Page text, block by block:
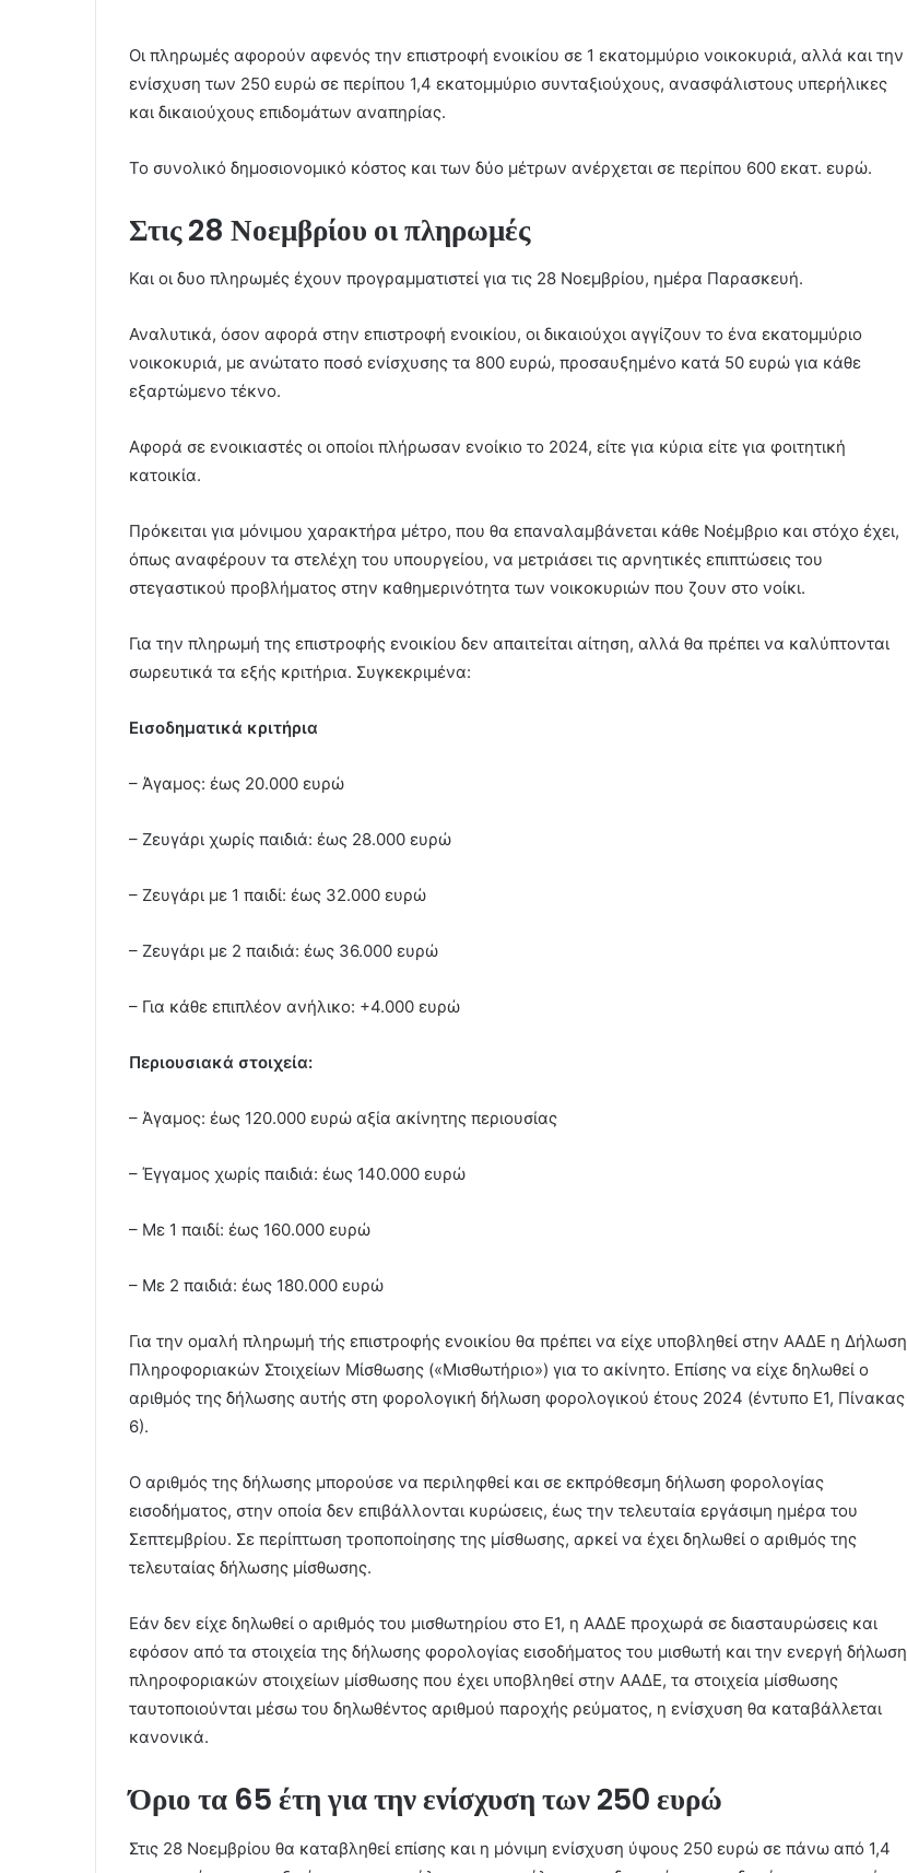
Οι πληρωμές αφορούν αφενός την επιστροφή ενοικίου σε 1 εκατομμύριο νοικοκυριά, αλλά και την
ενίσχυση των 250 ευρώ σε περίπου 1,4 εκατομμύριο συνταξιούχους, ανασφάλιστους υπερήλικες
και δικαιούχους επιδομάτων αναπηρίας.
Το συνολικό δημοσιονομικό κόστος και των δύο μέτρων ανέρχεται σε περίπου 600 εκατ. ευρώ.
Στις 28 Νοεμβρίου οι πληρωμές
Και οι δυο πληρωμές έχουν προγραμματιστεί για τις 28 Νοεμβρίου, ημέρα Παρασκευή.
Αναλυτικά, όσον αφορά στην επιστροφή ενοικίου, οι δικαιούχοι αγγίζουν το ένα εκατομμύριο
νοικοκυριά, με ανώτατο ποσό ενίσχυσης τα 800 ευρώ, προσαυξημένο κατά 50 ευρώ για κάθε
εξαρτώμενο τέκνο.
Αφορά σε ενοικιαστές οι οποίοι πλήρωσαν ενοίκιο το 2024, είτε για κύρια είτε για φοιτητική
κατοικία.
Πρόκειται για μόνιμου χαρακτήρα μέτρο, που θα επαναλαμβάνεται κάθε Νοέμβριο και στόχο έχει,
όπως αναφέρουν τα στελέχη του υπουργείου, να μετριάσει τις αρνητικές επιπτώσεις του
στεγαστικού προβλήματος στην καθημερινότητα των νοικοκυριών που ζουν στο νοίκι.
Για την πληρωμή της επιστροφής ενοικίου δεν απαιτείται αίτηση, αλλά θα πρέπει να καλύπτονται
σωρευτικά τα εξής κριτήρια. Συγκεκριμένα:
Εισοδηματικά κριτήρια
– Άγαμος: έως 20.000 ευρώ
– Ζευγάρι χωρίς παιδιά: έως 28.000 ευρώ
– Ζευγάρι με 1 παιδί: έως 32.000 ευρώ
– Ζευγάρι με 2 παιδιά: έως 36.000 ευρώ
– Για κάθε επιπλέον ανήλικο: +4.000 ευρώ
Περιουσιακά στοιχεία:
– Άγαμος: έως 120.000 ευρώ αξία ακίνητης περιουσίας
– Έγγαμος χωρίς παιδιά: έως 140.000 ευρώ
– Με 1 παιδί: έως 160.000 ευρώ
– Με 2 παιδιά: έως 180.000 ευρώ
Για την ομαλή πληρωμή τής επιστροφής ενοικίου θα πρέπει να είχε υποβληθεί στην ΑΑΔΕ η Δήλωση
Πληροφοριακών Στοιχείων Μίσθωσης («Μισθωτήριο») για το ακίνητο. Επίσης να είχε δηλωθεί ο
αριθμός της δήλωσης αυτής στη φορολογική δήλωση φορολογικού έτους 2024 (έντυπο Ε1, Πίνακας
6).
Ο αριθμός της δήλωσης μπορούσε να περιληφθεί και σε εκπρόθεσμη δήλωση φορολογίας
εισοδήματος, στην οποία δεν επιβάλλονται κυρώσεις, έως την τελευταία εργάσιμη ημέρα του
Σεπτεμβρίου. Σε περίπτωση τροποποίησης της μίσθωσης, αρκεί να έχει δηλωθεί ο αριθμός της
τελευταίας δήλωσης μίσθωσης.
Εάν δεν είχε δηλωθεί ο αριθμός του μισθωτηρίου στο Ε1, η ΑΑΔΕ προχωρά σε διασταυρώσεις και
εφόσον από τα στοιχεία της δήλωσης φορολογίας εισοδήματος του μισθωτή και την ενεργή δήλωση
πληροφοριακών στοιχείων μίσθωσης που έχει υποβληθεί στην ΑΑΔΕ, τα στοιχεία μίσθωσης
ταυτοποιούνται μέσω του δηλωθέντος αριθμού παροχής ρεύματος, η ενίσχυση θα καταβάλλεται
κανονικά.
Όριο τα 65 έτη για την ενίσχυση των 250 ευρώ
Στις 28 Νοεμβρίου θα καταβληθεί επίσης και η μόνιμη ενίσχυση ύψους 250 ευρώ σε πάνω από 1,4